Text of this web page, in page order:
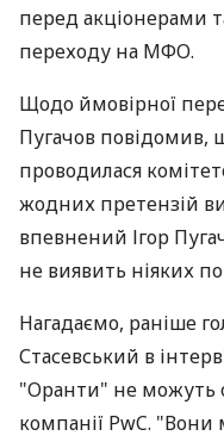
перед акціонерами
переходу на МФО.
Щодо ймовірної
Пугачов повідомив,
проводилася
жодних претензій
впевнений Ігор
не виявить ніяких
Нагадаємо, раніше
Стасевський в
"Оранти" не можуть
компанії PwC.